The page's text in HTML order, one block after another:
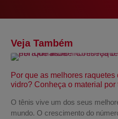
Veja Também
Por que as melhores
vidro? Conheça o material por
O tênis vive um dos seus
mundo. O crescimento do